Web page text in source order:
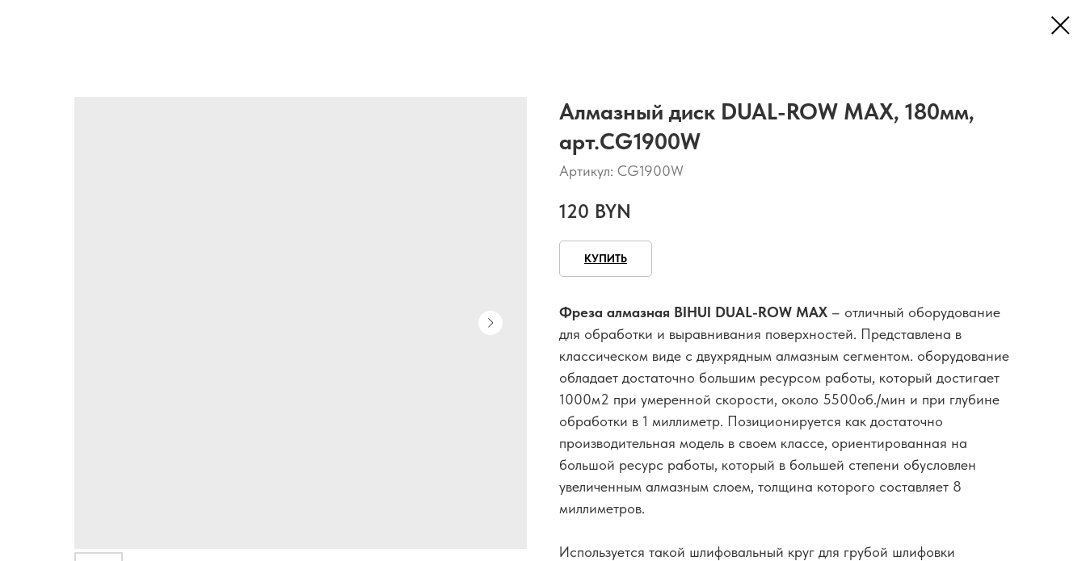
Алмазный диск DUAL-ROW MAX, 180мм,
арт.CG1900W
Артикул: CG1900W
120 BYN
КУПИТЬ
Фреза алмазная BIHUI DUAL-ROW MAX – отличный оборудование
для обработки и выравнивания поверхностей. Представлена в
классическом виде с двухрядным алмазным сегментом. оборудование
обладает достаточно большим ресурсом работы, который достигает
1000м2 при умеренной скорости, около 5500об./мин и при глубине
обработки в 1 миллиметр. Позиционируется как достаточно
производительная модель в своем классе, ориентированная на
большой ресурс работы, который в большей степени обусловлен
увеличенным алмазным слоем, толщина которого составляет 8
миллиметров.
Используется такой шлифовальный круг для грубой шлифовки